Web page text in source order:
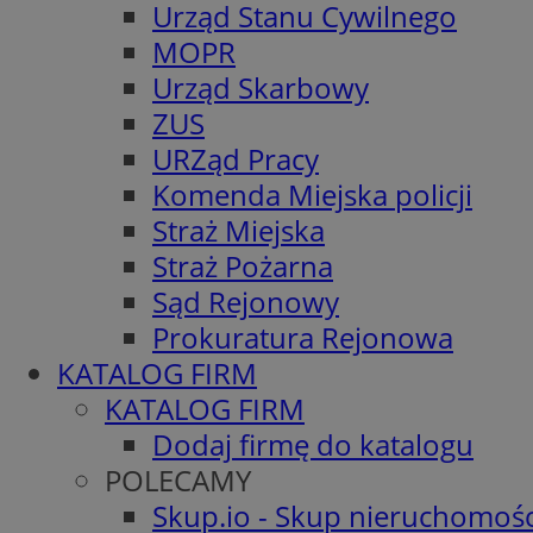
Urząd Stanu Cywilnego
MOPR
Urząd Skarbowy
ZUS
URZąd Pracy
Komenda Miejska policji
Straż Miejska
Straż Pożarna
Sąd Rejonowy
Prokuratura Rejonowa
KATALOG FIRM
KATALOG FIRM
Dodaj firmę do katalogu
POLECAMY
Skup.io - Skup